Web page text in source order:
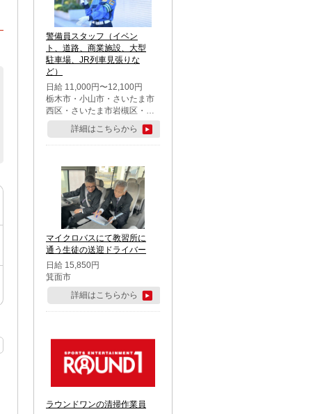
警備員スタッフ（イベン
ト、道路、商業施設、大型
駐車場、JR列車見張りな
ど）
日給 11,000円〜12,100円
栃木市・小山市・さいたま市
西区・さいたま市岩槻区・久
喜市・蓮田市
詳細はこちらから
マイクロバスにて教習所に
通う生徒の送迎ドライバー
日給 15,850円
箕面市
詳細はこちらから
ラウンドワンの清掃作業員